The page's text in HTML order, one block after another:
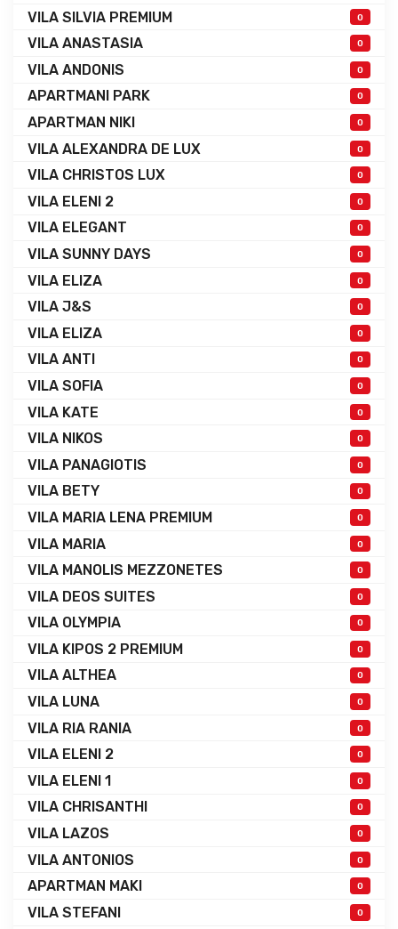
VILA SILVIA PREMIUM 0
VILA ANASTASIA 0
VILA ANDONIS 0
APARTMANI PARK 0
APARTMAN NIKI 0
VILA ALEXANDRA DE LUX 0
VILA CHRISTOS LUX 0
VILA ELENI 2 0
VILA ELEGANT 0
VILA SUNNY DAYS 0
VILA ELIZA 0
VILA J&S 0
VILA ELIZA 0
VILA ANTI 0
VILA SOFIA 0
VILA KATE 0
VILA NIKOS 0
VILA PANAGIOTIS 0
VILA BETY 0
VILA MARIA LENA PREMIUM 0
VILA MARIA 0
VILA MANOLIS MEZZONETES 0
VILA DEOS SUITES 0
VILA OLYMPIA 0
VILA KIPOS 2 PREMIUM 0
VILA ALTHEA 0
VILA LUNA 0
VILA RIA RANIA 0
VILA ELENI 2 0
VILA ELENI 1 0
VILA CHRISANTHI 0
VILA LAZOS 0
VILA ANTONIOS 0
APARTMAN MAKI 0
VILA STEFANI 0